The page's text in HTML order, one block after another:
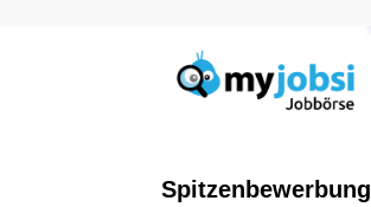
Spitzenbewerbung